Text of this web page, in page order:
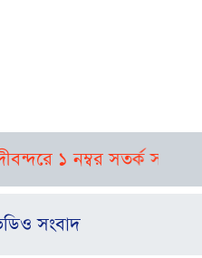
১ নম্বর সতর্ক সংকেত
সংবাদ